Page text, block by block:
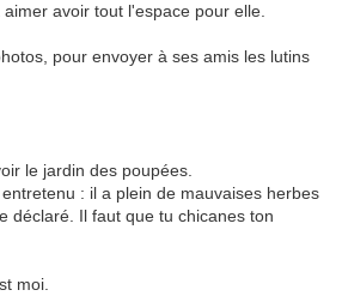
avoir tout l'espace pour elle.
pour envoyer à ses amis les lutins
le jardin des poupées.
: il a plein de mauvaises herbes
déclaré. Il faut que tu chicanes ton
moi.